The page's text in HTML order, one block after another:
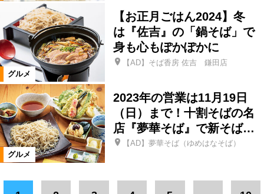
パン・ベーカリーレストラン その他
イタリアン ピザ
テイクアウト・弁当・惣菜 カフェ
定食 洋菓子 和菓子
和洋菓子
グルメ
【お正月ごはん2024】冬
は『佐吉』の「鍋そば」で
身も心もぽかぽかに
【AD】そば香房 佐吉 鎌田店
グルメ
2023年の営業は11月19日
（日）まで！十割そばの名
店『夢華そば』で新そば…
【AD】夢華そば（ゆめはなそば）